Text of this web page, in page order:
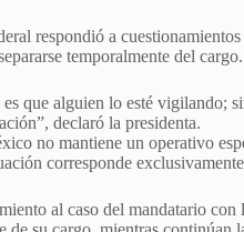
respondió a
temporalmente del cargo.
que alguien lo esté vigilando;
declaró la presidenta.
no mantiene un operativo
corresponde
al caso del mandatario